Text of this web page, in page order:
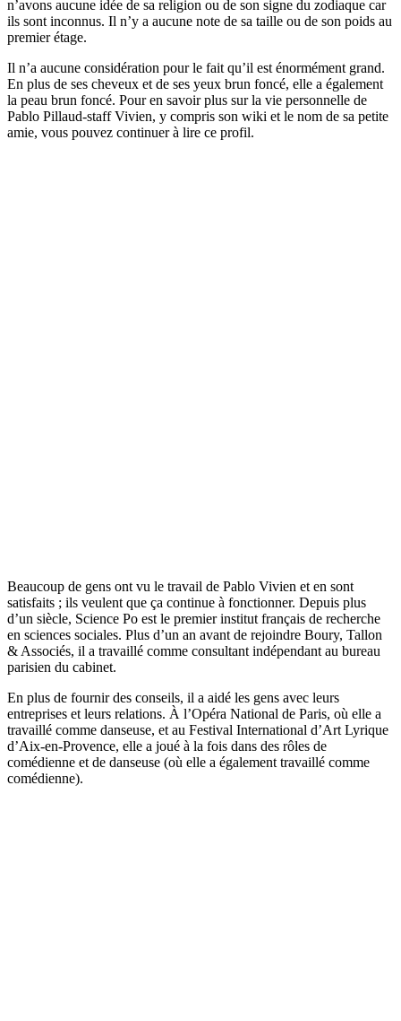
n’avons aucune idée de sa religion ou de son signe du zodiaque car
ils sont inconnus. Il n’y a aucune note de sa taille ou de son poids au
premier étage.
Il n’a aucune considération pour le fait qu’il est énormément grand.
En plus de ses cheveux et de ses yeux brun foncé, elle a également
la peau brun foncé. Pour en savoir plus sur la vie personnelle de
Pablo Pillaud-staff Vivien, y compris son wiki et le nom de sa petite
amie, vous pouvez continuer à lire ce profil.
Beaucoup de gens ont vu le travail de Pablo Vivien et en sont
satisfaits ; ils veulent que ça continue à fonctionner. Depuis plus
d’un siècle, Science Po est le premier institut français de recherche
en sciences sociales. Plus d’un an avant de rejoindre Boury, Tallon
& Associés, il a travaillé comme consultant indépendant au bureau
parisien du cabinet.
En plus de fournir des conseils, il a aidé les gens avec leurs
entreprises et leurs relations. À l’Opéra National de Paris, où elle a
travaillé comme danseuse, et au Festival International d’Art Lyrique
d’Aix-en-Provence, elle a joué à la fois dans des rôles de
comédienne et de danseuse (où elle a également travaillé comme
comédienne).